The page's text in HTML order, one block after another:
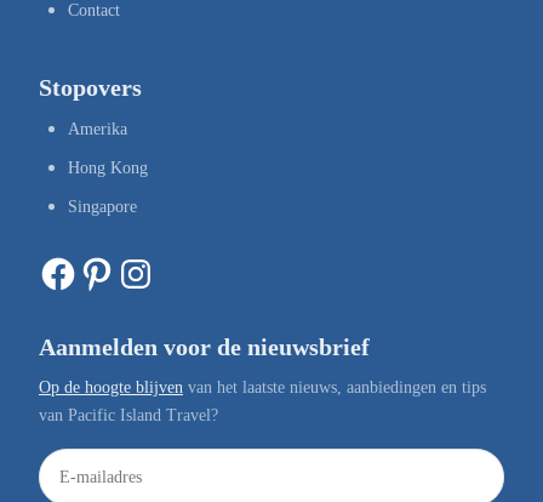
Contact
Stopovers
Amerika
Hong Kong
Singapore
Facebook Pinterest Instagram
Aanmelden voor de nieuwsbrief
Op de hoogte blijven van het laatste nieuws, aanbiedingen en tips
van Pacific Island Travel?
E
-